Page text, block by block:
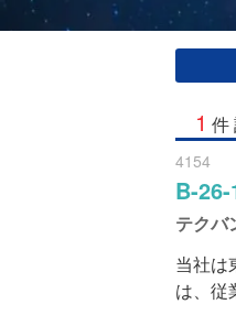
1 件
4154
B-
テクバ
当社は
は、従